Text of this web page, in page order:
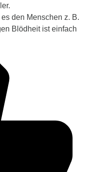
den Menschen z. B.
Blödheit ist einfach